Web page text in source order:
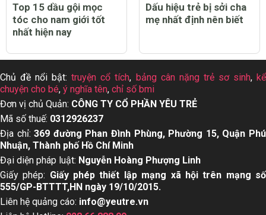
Top 15 dầu gội mọc
tóc cho nam giới tốt
nhất hiện nay
Dấu hiệu trẻ bị sởi cha
mẹ nhất định nên biết
Chủ đề nổi bật:truyện cổ tích, bảng cân nặng trẻ sơ sinh,kể
chuyện cho bé, ý nghĩa tên, chỉ số bmi
Đơn vị chủ Quản: CÔNG TY CỔ PHẦN YÊU TRẺ
Mã số thuế: 0312926237
Địa chỉ:369 đường Phan Đình Phùng, Phường 15, Quận Phú
Nhuận, Thành phố Hồ Chí Minh
Đại diện pháp luật: Nguyễn Hoàng Phượng Linh
Giấy phép: Giấy phép thiết lập mạng xã hội trên mạng số
555/GP-BTTTT,HN ngày 19/10/2015.
Liên hệ quảng cáo: info@yeutre.vn